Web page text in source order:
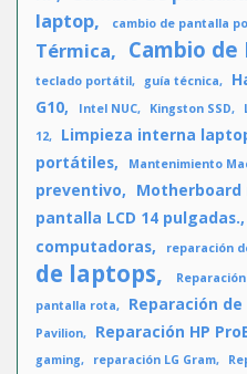
laptop
cambio de pantalla
Térmica
Cambio de
teclado portátil
guía técnica
G10
Intel NUC Kingston SSD
12
Limpieza interna
portátiles
Mantenimiento
preventivo
pantalla LCD 14 pulgadas.
computadoras
reparación
de laptops
pantalla rota
Reparación
Pavilion
Reparación HP
gaming
reparación LG Gram